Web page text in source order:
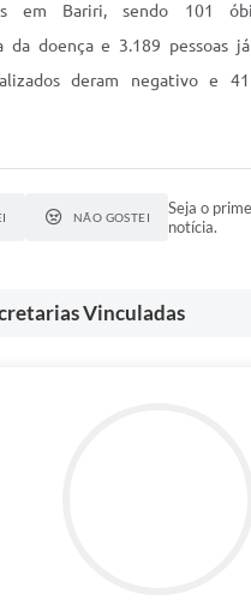
em Bariri, sendo 101
da doença e 3.189 pessoas
deram negativo e
NÃO GOSTEI
Seja o
notícia.
Vinculadas